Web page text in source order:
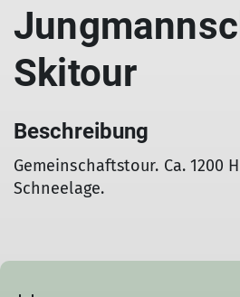
Skitour
Beschreibung
Gemeinschaftstour. Ca. 1200
Schneelage.